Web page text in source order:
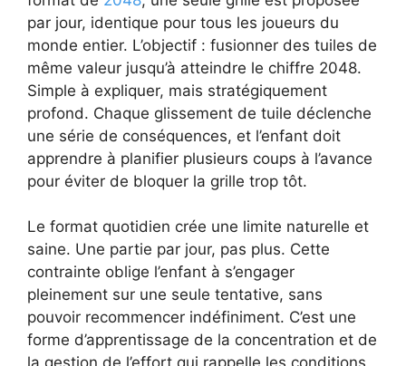
par jour, identique pour tous les joueurs du
monde entier. L’objectif : fusionner des tuiles de
même valeur jusqu’à atteindre le chiffre 2048.
Simple à expliquer, mais stratégiquement
profond. Chaque glissement de tuile déclenche
une série de conséquences, et l’enfant doit
apprendre à planifier plusieurs coups à l’avance
pour éviter de bloquer la grille trop tôt.
Le format quotidien crée une limite naturelle et
saine. Une partie par jour, pas plus. Cette
contrainte oblige l’enfant à s’engager
pleinement sur une seule tentative, sans
pouvoir recommencer indéfiniment. C’est une
forme d’apprentissage de la concentration et de